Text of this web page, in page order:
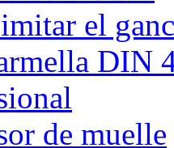
el
DIN
de muelle